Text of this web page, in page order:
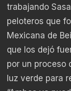
trabajando
peloteros que
Mexicana de
que los dejó
por un proceso
luz verde para